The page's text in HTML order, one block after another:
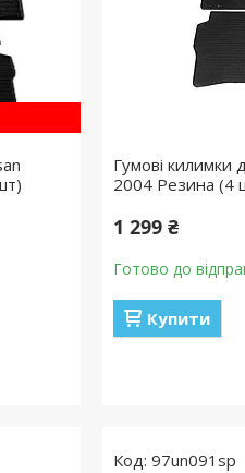
Гумові килимки
2004 Резина (4
1 299 ₴
Готово до
Купити
97un091sp